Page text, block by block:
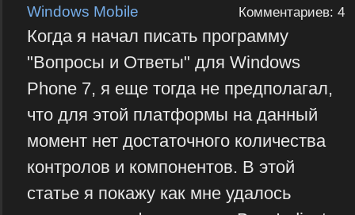
Windows Mobile
Комментариев: 4
Когда я начал писать программу
"Вопросы и Ответы" для Windows
Phone 7, я еще тогда не предполагал,
что для этой платформы на данный
момент нет достаточного количества
контролов и компонентов. В этой
статье я покажу как мне удалось